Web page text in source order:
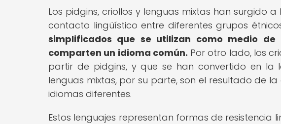
Los pidgins, criollos y lenguas mixtas han surgido
contacto lingüístico entre diferentes grupos
simplificados que se utilizan como medio
comparten un idioma común. Por otro lado, los
partir de pidgins, y que se han convertido en la
lenguas mixtas, por su parte, son el resultado de
idiomas diferentes.
Estos lenguajes representan formas de resistencia